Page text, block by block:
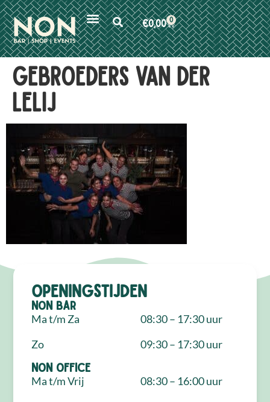
€0,00 0
gebroeders van der
lelij
Openingstijden
NON Bar
Ma t/m Za
Zo
08:30 – 17:30 uur
09:30 – 17:30 uur
NON Office
Ma t/m Vrij
08:30 – 16:00 uur